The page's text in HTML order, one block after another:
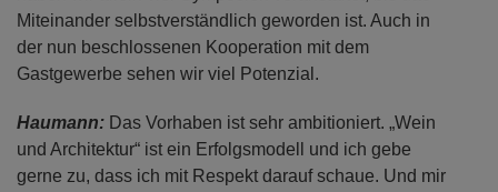
Miteinander selbstverständlich geworden ist. Auch in
der nun beschlossenen Kooperation mit dem
Gastgewerbe sehen wir viel Potenzial.
Haumann: Das Vorhaben ist sehr ambitioniert. „Wein
und Architektur“ ist ein Erfolgsmodell und ich gebe
gerne zu, dass ich mit Respekt darauf schaue. Und mir